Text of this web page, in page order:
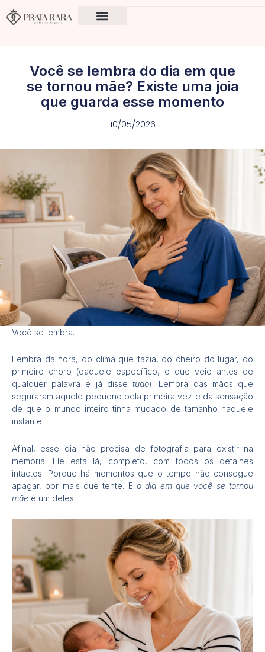
para
Você se lembra do dia em que
se tornou mãe? Existe uma joia
que guarda esse momento
10/05/2026
Você se lembra.
Lembra da hora, do clima que fazia, do cheiro do lugar, do
primeiro choro (daquele específico, o que veio antes de
qualquer palavra e já dissetudo). Lembra das mãos que
seguraram aquele pequeno pela primeira vez e da sensação
de que o mundo inteiro tinha mudado de tamanho naquele
instante.
Afinal, esse dia não precisa de fotografia para existir na
memória. Ele está lá, completo, com todos os detalhes
intactos. Porque há momentos que o tempo não consegue
apagar, por mais que tente. E o dia em que você se tornou
mãe é um deles.